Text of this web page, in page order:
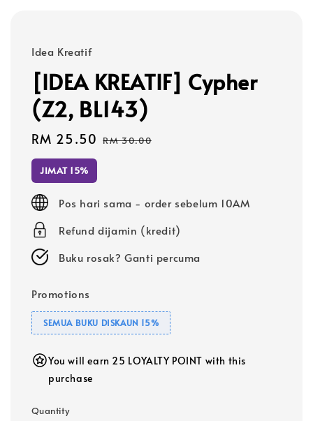
Idea Kreatif
[IDEA KREATIF] Cypher
(Z2, BL143)
Sale
price
RM 25.50 Regular
RM 30.00
JIMAT 15%
Pos hari sama - order sebelum 10AM
Refund dijamin (kredit)
Buku rosak? Ganti percuma
Promotions
SEMUA BUKU DISKAUN 15%
You will earn 25 LOYALTY POINT with this
purchase
Quantity